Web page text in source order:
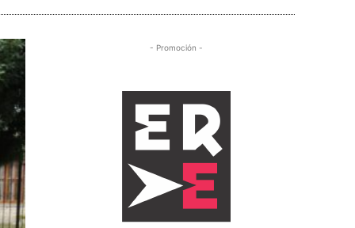
- Promoción -